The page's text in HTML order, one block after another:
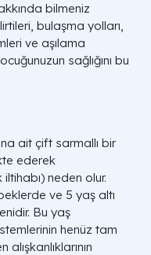
bilmeniz
bulaşma yolları,
ve aşılama
sağlığını bu
ait çift sarmallı bir
ederek
neden olur.
ve 5 yaş altı
Bu yaş
henüz tam